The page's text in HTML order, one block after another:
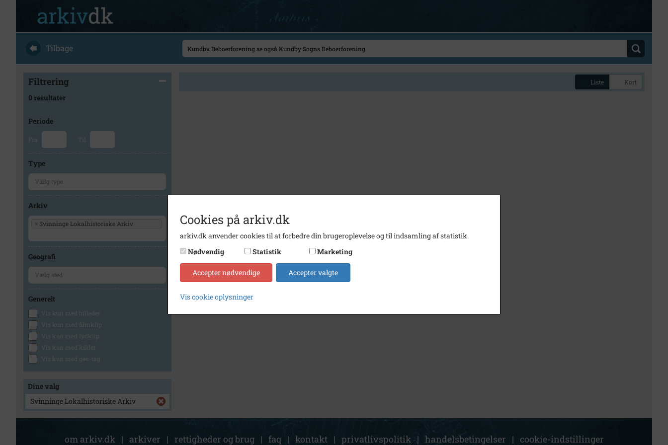
Tilbage
Filtrering
0 resultater
Periode
Fra Til
Type
Arkiv
× Svinninge Lokalhistoriske Arkiv
Geografi
Generelt
Vis kun med billeder
Vis kun med filmklip
Vis kun med lydklip
Vis kun med kilder
Vis kun med geo-tag
Dine valg
Svinninge Lokalhistoriske Arkiv
Liste Kort
om arkiv.dk | arkiver | rettigheder og brug | faq | kontakt | privatlivspolitik | handelsbetingelser | cookie-indstillinger
Cookies på arkiv.dk
arkiv.dk anvender cookies til at forbedre din brugeroplevelse og til indsamling af statistik.
Nødvendig
Statistik Marketing
Accepter nødvendige Accepter valgte
Vis cookie oplysninger